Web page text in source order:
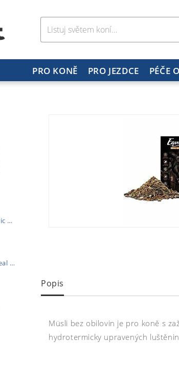
PRO KONĚ PRO JEZDCE PÉČE
Popis
Müsli bez obilovin je pro koně s
hydrotermicky upravených
Fitmin horse Progastric 20kg
Fitmin horse Müsli Ideal 20kg